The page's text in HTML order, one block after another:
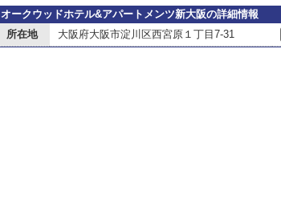
オークウッドホテル&アパートメンツ新大阪の詳細情報
所在地
大阪府大阪市淀川区西宮原１丁目7-31